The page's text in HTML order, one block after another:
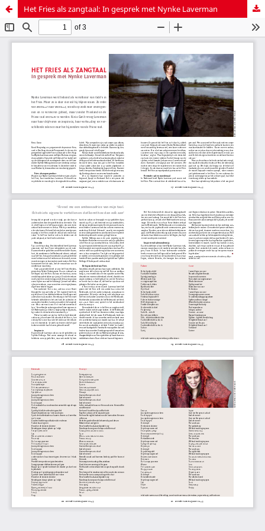
Het Fries als zangtaal: In gesprek met Nynke Laverman